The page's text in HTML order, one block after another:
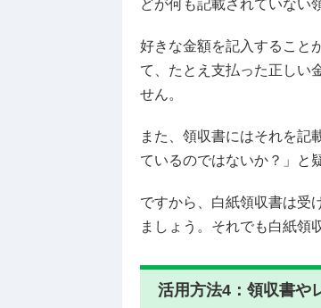
どが何も記載されていない
好きな金額を記入すること
て、たとえ支払った正しい
せん。
また、領収書にはそれを記
ているのではないか？」と
ですから、白紙領収書は受
ましょう。それでも白紙領
活用方法4：領収書や